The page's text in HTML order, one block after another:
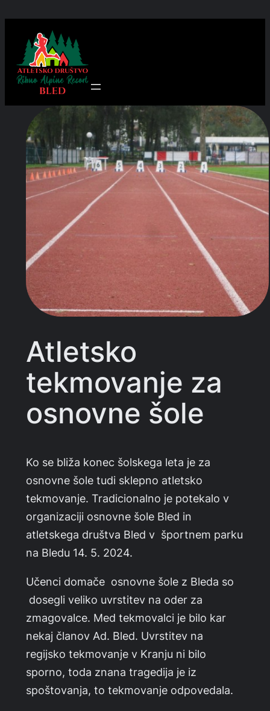
vsebino
Atletsko
tekmovanje za
osnovne šole
Ko se bliža konec šolskega leta je za
osnovne šole tudi sklepno atletsko
tekmovanje. Tradicionalno je potekalo v
organizaciji osnovne šole Bled in
atletskega društva Bled v športnem parku
na Bledu 14. 5. 2024.
Učenci domače osnovne šole z Bleda so
dosegli veliko uvrstitev na oder za
zmagovalce. Med tekmovalci je bilo kar
nekaj članov Ad. Bled. Uvrstitev na
regijsko tekmovanje v Kranju ni bilo
sporno, toda znana tragedija je iz
spoštovanja, to tekmovanje odpovedala.